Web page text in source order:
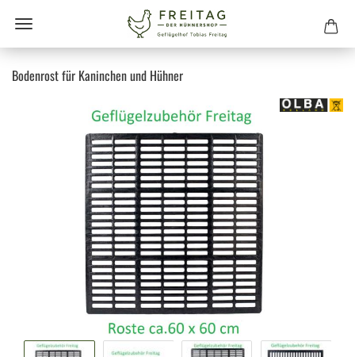
Bodenrost für Kaninchen und Hühner